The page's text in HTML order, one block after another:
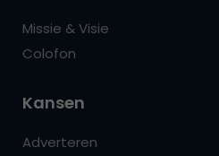
Missie & Visie
Colofon
Kansen
Adverteren